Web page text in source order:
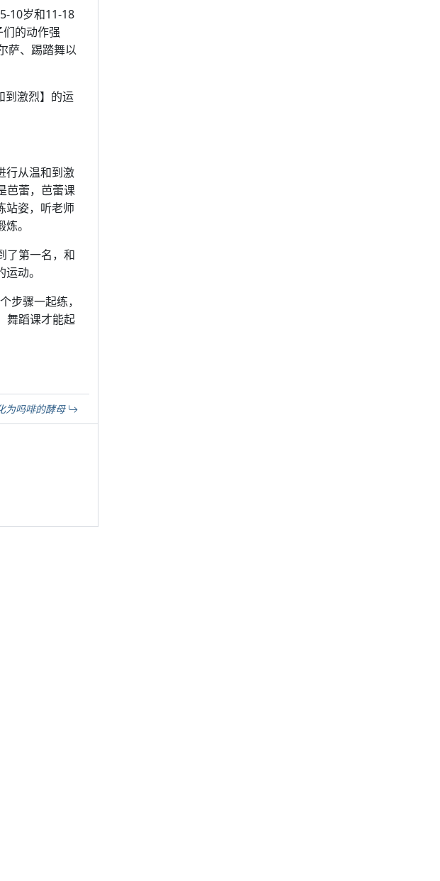
10岁和11-18
的动作强
萨、踢踏舞以
到激烈】的运
行从温和到激
芭蕾，芭蕾课
站姿，听老师
。
了第一名，和
动。
步骤一起练，
舞蹈课才能起
为吗啡的酵母